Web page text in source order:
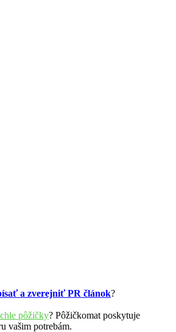
a zverejniť PR článok?
pôžičky? Pôžičkomat poskytuje
vašim potrebám.